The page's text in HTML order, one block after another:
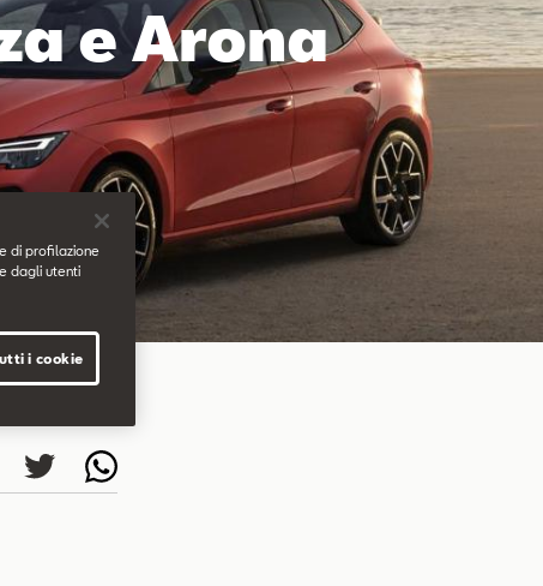
e Arona
di profilazione
dagli utenti
i cookie